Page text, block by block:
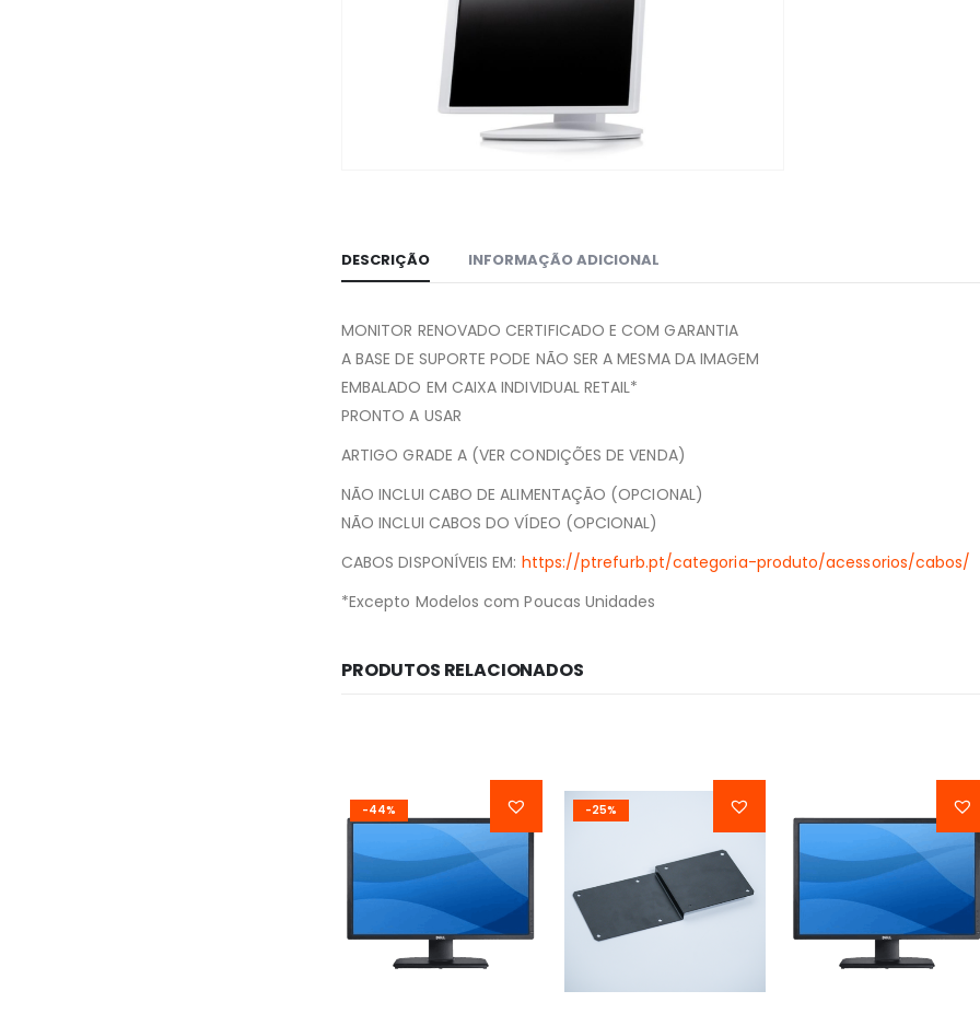
DESCRIÇÃO INFORMAÇÃO ADICIONAL
MONITOR RENOVADO CERTIFICADO E COM GARANTIA
A BASE DE SUPORTE PODE NÃO SER A MESMA DA IMAGEM
EMBALADO EM CAIXA INDIVIDUAL RETAIL*
PRONTO A USAR
ARTIGO GRADE A (VER CONDIÇÕES DE VENDA)
NÃO INCLUI CABO DE ALIMENTAÇÃO (OPCIONAL)
NÃO INCLUI CABOS DO VÍDEO (OPCIONAL)
CABOS DISPONÍVEIS EM: https://ptrefurb.pt/categoria-produto/acessorios/cabos/
*Excepto Modelos com Poucas Unidades
PRODUTOS RELACIONADOS
-44% -25%